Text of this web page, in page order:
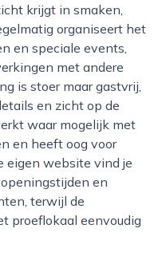
krijgt in smaken,
organiseert het
en speciale events,
met andere
is stoer maar gastvrij,
en zicht op de
waar mogelijk met
en heeft oog voor
eigen website vind je
en
terwijl de
proeflokaal eenvoudig